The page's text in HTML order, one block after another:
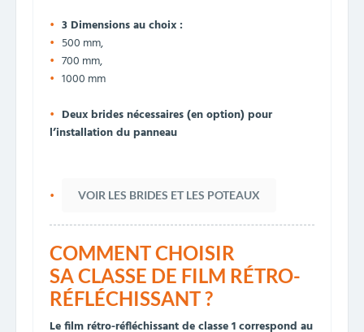
3 Dimensions au choix :
500 mm,
700 mm,
1000 mm
Deux brides nécessaires (en option) pour
l’installation du panneau
VOIR LES BRIDES ET LES POTEAUX
COMMENT CHOISIR
SA CLASSE DE FILM RÉTRO-
RÉFLÉCHISSANT ?
Le film rétro-réfléchissant de classe 1 correspond au